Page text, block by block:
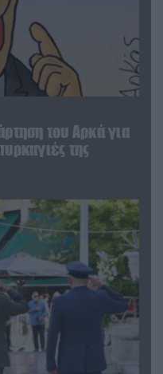
του Αρκά για
της